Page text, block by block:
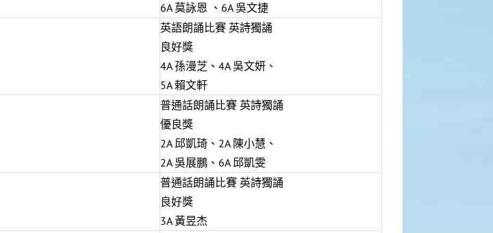
6A 莫詠恩 、6A 吳文捷
英語朗誦比賽 英詩獨誦
良好獎
4A 孫漫芝、4A 吳文妍、
5A 賴文軒
普通話朗誦比賽 英詩獨誦
優良獎
2A 邱凱琦、2A 陳小慧、
2A 吳展鵬、6A 邱凱雯
普通話朗誦比賽 英詩獨誦
良好獎
3A 黃昱杰